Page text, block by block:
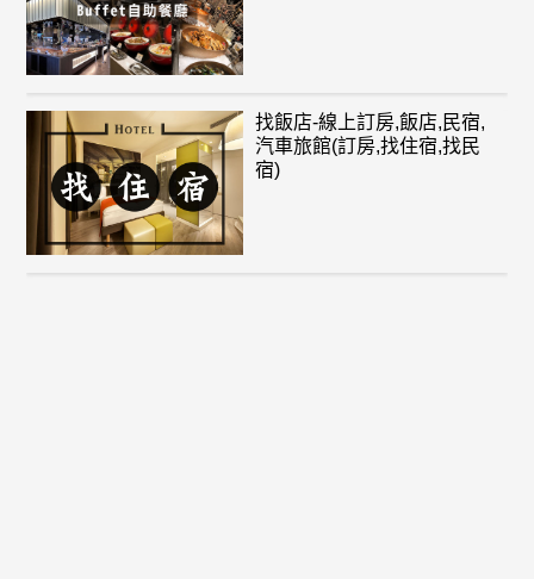
找飯店-線上訂房,飯店,民宿,
汽車旅館(訂房,找住宿,找民
宿)